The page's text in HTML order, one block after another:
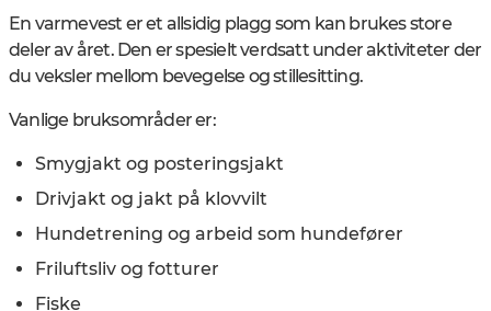
En varmevest er et allsidig plagg som kan brukes store
deler av året. Den er spesielt verdsatt under aktiviteter der
du veksler mellom bevegelse og stillesitting.
Vanlige bruksområder er:
Smygjakt og posteringsjakt
Drivjakt og jakt på klovvilt
Hundetrening og arbeid som hundefører
Friluftsliv og fotturer
Fiske